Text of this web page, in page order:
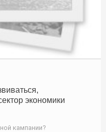
экономики
кампании?